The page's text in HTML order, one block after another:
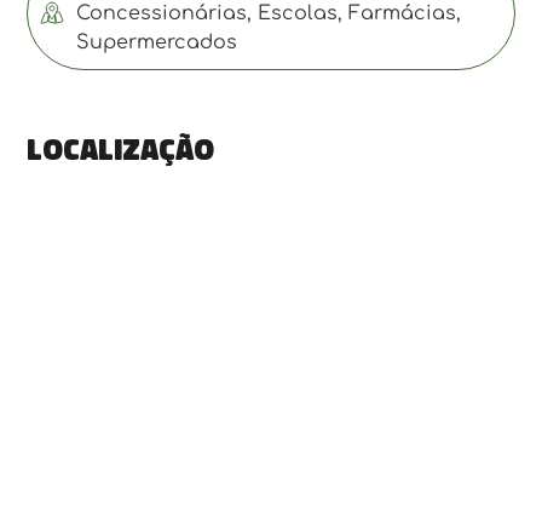
Concessionárias, Escolas, Farmácias,
Supermercados
Localização